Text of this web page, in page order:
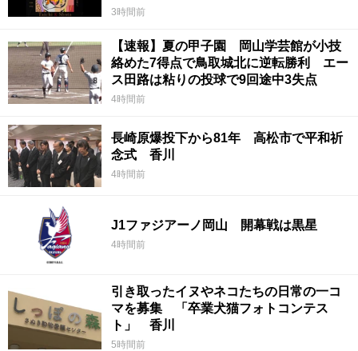
3時間前
【速報】夏の甲子園 岡山学芸館が小技
絡めた7得点で鳥取城北に逆転勝利 エー
ス田路は粘りの投球で9回途中3失点
4時間前
長崎原爆投下から81年 高松市で平和祈
念式 香川
4時間前
J1ファジアーノ岡山 開幕戦は黒星
4時間前
引き取ったイヌやネコたちの日常の一コ
マを募集 「卒業犬猫フォトコンテス
ト」 香川
5時間前